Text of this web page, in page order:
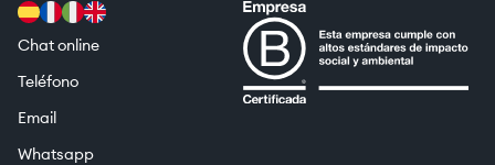
Chat online
Teléfono
Email
Whatsapp